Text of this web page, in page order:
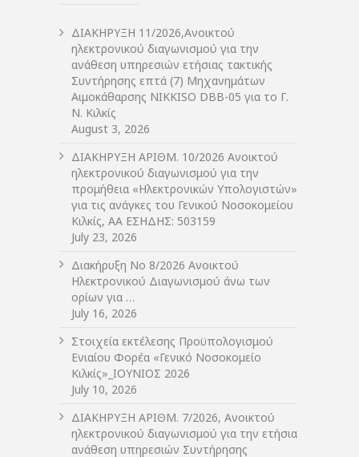
ΔIΑΚΗΡΥΞΗ 11/2026,Ανοικτού
ηλεκτρονικού διαγωνισμού για την
ανάθεση υπηρεσιών ετήσιας τακτικής
Συντήρησης επτά (7) Μηχανημάτων
Αιμοκάθαρσης NIKKISO DBB-05 για το Γ.
Ν. Κιλκίς
August 3, 2026
ΔIΑΚΗΡΥΞΗ ΑΡIΘΜ. 10/2026 Ανοικτού
ηλεκτρονικού διαγωνισμού για την
προμήθεια «Ηλεκτρονικών Υπολογιστών»
για τις ανάγκες του Γενικού Νοσοκομείου
Κιλκίς, ΑΑ ΕΣΗΔΗΣ: 503159
July 23, 2026
Διακήρυξη Νο 8/2026 Ανοικτού
Ηλεκτρονικού Διαγωνισμού άνω των
ορίων για …
July 16, 2026
Στοιχεία εκτέλεσης Προϋπολογισμού
Ενιαίου Φορέα «Γενικό Νοσοκομείο
Κιλκίς»_ΙΟΥΝΙΟΣ 2026
July 10, 2026
ΔIΑΚΗΡΥΞΗ ΑΡIΘΜ. 7/2026, Ανοικτού
ηλεκτρονικού διαγωνισμού για την ετήσια
ανάθεση υπηρεσιών Συντήρησης